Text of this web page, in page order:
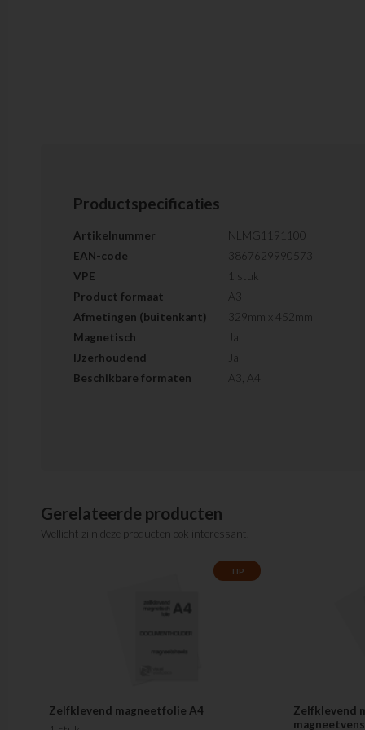
Productspecificaties
Artikelnummer
NLMG1191100
EAN-code
3867629990573
VPE
1 stuk
Product formaat
A3
Afmetingen (buitenkant)
329mm x 452mm
Magnetisch
Ja
IJzerhoudend
Ja
Beschikbare formaten
A3, A4
Gerelateerde producten
Wellicht zijn deze producten ook interessant.
TIP
Zelfklevend magneetfolie A4
Zelfklevend